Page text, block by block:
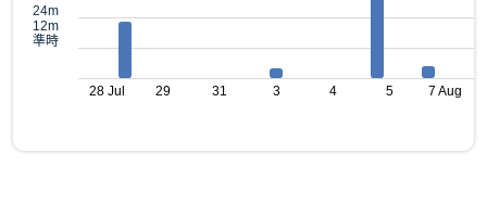
24m
12m
準時
28 Jul 29 31 3 4 5 7 Aug